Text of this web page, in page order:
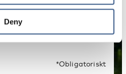
Deny
*Obligatoriskt